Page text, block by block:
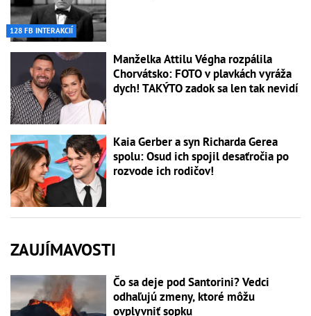
128 FB INTERAKCIÍ
Manželka Attilu Végha rozpálila
Chorvátsko: FOTO v plavkách vyráža
dych! TAKÝTO zadok sa len tak nevidí
Kaia Gerber a syn Richarda Gerea
spolu: Osud ich spojil desaťročia po
rozvode ich rodičov!
ZAUJÍMAVOSTI
Čo sa deje pod Santorini? Vedci
odhaľujú zmeny, ktoré môžu
ovplyvniť sopku